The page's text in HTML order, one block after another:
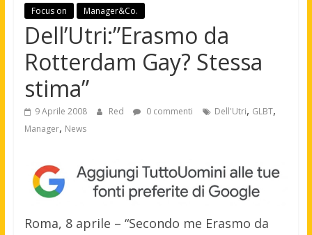
Motori,
gay
news
moda
maschile
Focus on Manager&Co.
Dell’Utri:”Erasmo da
Rotterdam Gay? Stessa
stima”
9 Aprile 2008 Red 0 commenti Dell'Utri, GLBT,
Manager, News
Roma, 8 aprile – “Secondo me Erasmo da